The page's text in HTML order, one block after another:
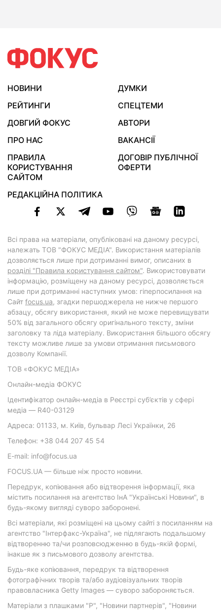
НОВИНИ
ДУМКИ
РЕЙТИНГИ
СПЕЦТЕМИ
ДОВГИЙ ФОКУС
АВТОРИ
ПРО НАС
ВАКАНСІЇ
ПРАВИЛА
КОРИСТУВАННЯ
САЙТОМ
ДОГОВІР ПУБЛІЧНОЇ
ОФЕРТИ
РЕДАКЦІЙНА ПОЛІТИКА
Всі права на матеріали, опубліковані на даному ресурсі,
належать ТОВ "ФОКУС МЕДІА". Використання матеріалів
дозволяється лише при дотриманні вимог, описаних в
розділі "Правила користування сайтом". Використовувати
інформацію, розміщену на даному ресурсі, дозволяється
лише при дотриманні наступних умов: гіперпосилання на
Cайт focus.ua, згадки першоджерела не нижче першого
абзацу, обсягу використання, який не може перевищувати
50% від загального обсягу оригінального тексту, зміни
заголовку та ліда матеріалу. Використання більшого обсягу
тексту можливе лише за умови отримання письмового
дозволу Компанії.
ТОВ «ФОКУС МЕДІА»
Онлайн-медіа ФОКУС
Ідентифікатор онлайн-медіа в Реєстрі суб’єктів у сфері
медіа — R40-03129
Адреса: 01133, м. Київ, бульвар Лесі Українки, 26
Телефон: +38 044 207 45 54
E-mail: info@focus.ua
FOCUS.UA — більше ніж просто новини.
Передрук, копіювання або відтворення інформації, яка
містить посилання на агентство ІнА "Українські Новини", в
будь-якому вигляді суворо заборонені.
Всі матеріали, які розміщені на цьому сайті з посиланням на
агентство "Інтерфакс-Україна", не підлягають подальшому
відтворенню та/чи розповсюдженню в будь-якій формі,
інакше як з письмового дозволу агентства.
Будь-яке копіювання, передрук та відтворення
фотографічних творів та/або аудіовізуальних творів
правовласника Getty Images — суворо забороняється.
Матеріали з плашками "Р", "Новини партнерів", "Новини